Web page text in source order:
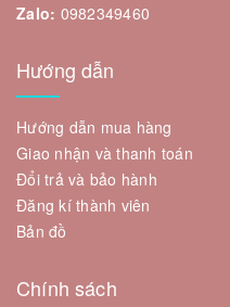
Zalo: 0982349460
Hướng dẫn
Hướng dẫn mua hàng
Giao nhận và thanh toán
Đổi trả và bảo hành
Đăng kí thành viên
Bản đồ
Chính sách